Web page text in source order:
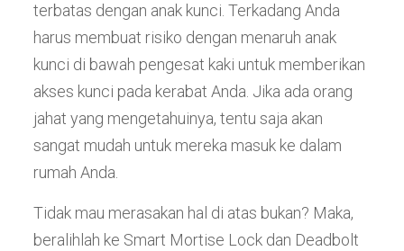
terbatas dengan anak kunci. Terkadang Anda
harus membuat risiko dengan menaruh anak
kunci di bawah pengesat kaki untuk memberikan
akses kunci pada kerabat Anda. Jika ada orang
jahat yang mengetahuinya, tentu saja akan
sangat mudah untuk mereka masuk ke dalam
rumah Anda.
Tidak mau merasakan hal di atas bukan? Maka,
beralihlah ke Smart Mortise Lock dan Deadbolt